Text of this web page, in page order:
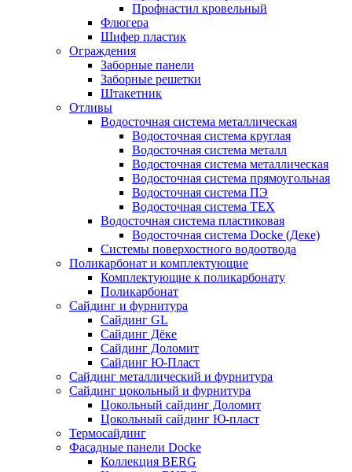
Профнастил кровельный
Флюгера
Шифер пластик
Ограждения
Заборные панели
Заборные решетки
Штакетник
Отливы
Водосточная система металлическая
Водосточная система круглая
Водосточная система металл
Водосточная система металлическая
Водосточная система прямоугольная
Водосточная система ПЭ
Водосточная система ТЕХ
Водосточная система пластиковая
Водосточная система Docke (Деке)
Системы поверхостного водоотвода
Поликарбонат и комплектующие
Комплектующие к поликарбонату
Поликарбонат
Сайдинг и фурнитура
Сайдинг GL
Сайдинг Дёке
Сайдинг Доломит
Сайдинг Ю-Пласт
Сайдинг металлический и фурнитура
Сайдинг цокольный и фурнитура
Цокольный сайдинг Доломит
Цокольный сайдинг Ю-пласт
Термосайдинг
Фасадные панели Docke
Коллекция BERG